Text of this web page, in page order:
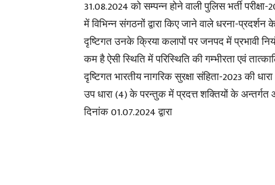
31.08.2024 को सम्पन्न होने वाली पुलिस भर्ती
में विभिन्न संगठनों द्वारा किए जाने वाले धरना-
दृष्टिगत उनके क्रिया कलापों पर जनपद में
कम है ऐसी स्थिति मेंपरिस्थिति की गम्भीरता एवं
दृष्टिगत भारतीय नागरिक सुरक्षा संहिता-2023 की
उप धारा (4) के परन्तुक में प्रदत्त शक्तियों के
दिनांक 01.07.2024 द्वारा